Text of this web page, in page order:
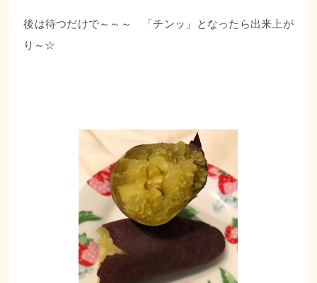
後は待つだけで～～～ 「チンッ」となったら出来上が
り～☆